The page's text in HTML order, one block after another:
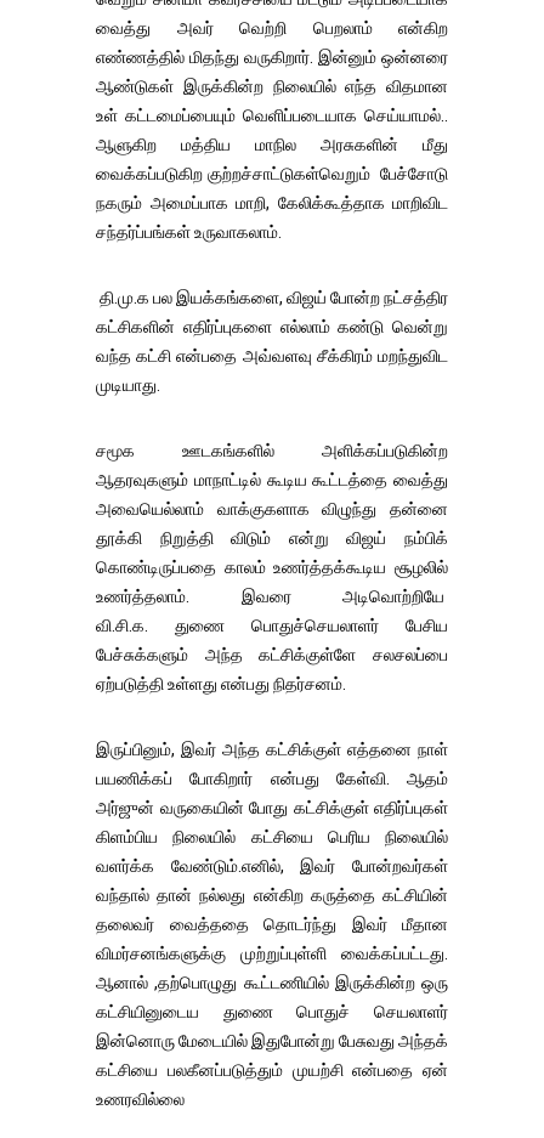
வைத்து அவர் வெற்றி பெறலாம் என்கிற
எண்ணத்தில் மிதந்து வருகிறார். இன்னும் ஒன்னரை
ஆண்டுகள் இருக்கின்ற நிலையில் எந்த விதமான
உள் கட்டமைப்பையும் வெளிப்படையாக செய்யாமல்..
ஆளுகிற மத்திய மாநில அரசுகளின் மீது
வைக்கப்படுகிற குற்றச்சாட்டுகள்வெறும் பேச்சோடு
நகரும் அமைப்பாக மாறி, கேலிக்கூத்தாக மாறிவிட
சந்தர்ப்பங்கள் உருவாகலாம்.
தி.மு.க பல இயக்கங்களை, விஜய் போன்ற நட்சத்திர
கட்சிகளின் எதிர்ப்புகளை எல்லாம் கண்டு வென்று
வந்த கட்சி என்பதை அவ்வளவு சீக்கிரம் மறந்துவிட
முடியாது.
சமூக ஊடகங்களில் அளிக்கப்படுகின்ற
ஆதரவுகளும் மாநாட்டில் கூடிய கூட்டத்தை வைத்து
அவையெல்லாம் வாக்குகளாக விழுந்து தன்னை
தூக்கி நிறுத்தி விடும் என்று விஜய் நம்பிக்
கொண்டிருப்பதை காலம் உணர்த்தக்கூடிய சூழலில்
உணர்த்தலாம். இவரை அடிவொற்றியே
வி.சி.க. துணை பொதுச்செயலாளர் பேசிய
பேச்சுக்களும் அந்த கட்சிக்குள்ளே சலசலப்பை
ஏற்படுத்தி உள்ளது என்பது நிதர்சனம்.
இருப்பினும், இவர் அந்த கட்சிக்குள் எத்தனை நாள்
பயணிக்கப் போகிறார் என்பது கேள்வி. ஆதம்
அர்ஜுன் வருகையின் போது கட்சிக்குள் எதிர்ப்புகள்
கிளம்பிய நிலையில் கட்சியை பெரிய நிலையில்
வளர்க்க வேண்டும்.எனில், இவர் போன்றவர்கள்
வந்தால் தான் நல்லது என்கிற கருத்தை கட்சியின்
தலைவர் வைத்ததை தொடர்ந்து இவர் மீதான
விமர்சனங்களுக்கு முற்றுப்புள்ளி வைக்கப்பட்டது.
ஆனால் ,தற்பொழுது கூட்டணியில் இருக்கின்ற ஒரு
கட்சியினுடைய துணை பொதுச் செயலாளர்
இன்னொரு மேடையில் இதுபோன்று பேசுவது அந்தக்
கட்சியை பலகீனப்படுத்தும் முயற்சி என்பதை ஏன்
உணரவில்லை